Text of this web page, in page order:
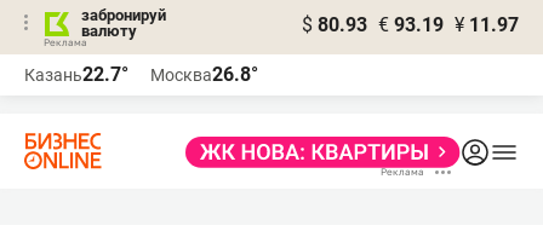
забронируй
валюту
$ 80.93 € 93.19 ¥ 11.97
Казань22.7° Москва26.8°